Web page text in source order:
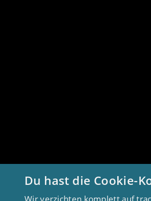
Du hast die Cookie-